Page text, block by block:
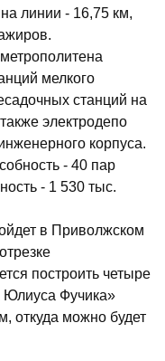
линии - 16,75 км,
мелкого
станций на
электродепо
корпуса.
- 40 пар
- 1 530 тыс.
в Приволжском
построить четыре
Юлиуса Фучика»
откуда можно будет